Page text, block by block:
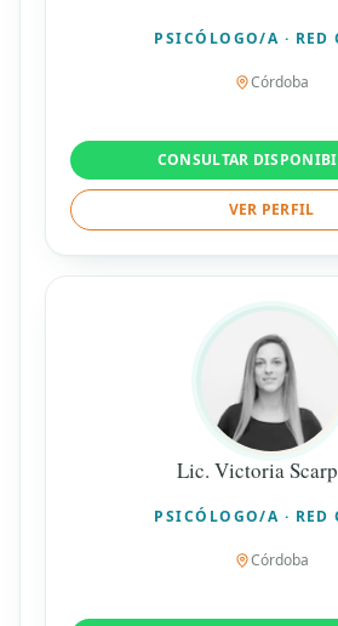
PSICÓLOGO/A · RED
Córdoba
CONSULTAR
VER PERFIL
Lic. Victoria
PSICÓLOGO/A · RED
Córdoba